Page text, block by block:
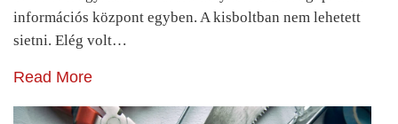
információs központ egyben. A kisboltban nem lehetett
sietni. Elég volt…
Read More